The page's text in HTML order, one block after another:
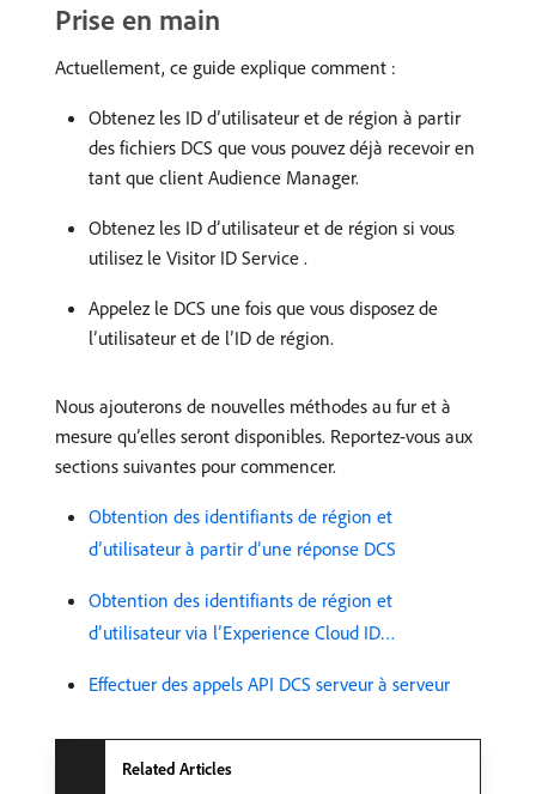
Prise en main
Actuellement, ce guide explique comment :
Obtenez les ID d’utilisateur et de région à partir
des fichiers DCS que vous pouvez déjà recevoir en
tant que client Audience Manager.
Obtenez les ID d’utilisateur et de région si vous
utilisez le Visitor ID Service .
Appelez le DCS une fois que vous disposez de
l’utilisateur et de l’ID de région.
Nous ajouterons de nouvelles méthodes au fur et à
mesure qu’elles seront disponibles. Reportez-vous aux
sections suivantes pour commencer.
Obtention des identifiants de région et
d’utilisateur à partir d’une réponse DCS
Obtention des identifiants de région et
d’utilisateur via l’Experience Cloud ID…
Effectuer des appels API DCS serveur à serveur
Related Articles